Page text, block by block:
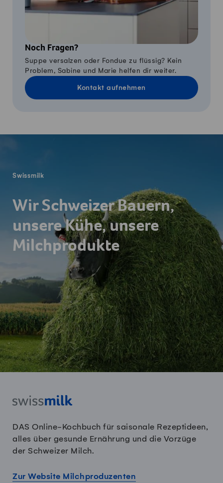
Noch Fragen?
Suppe versalzen oder Fondue zu flüssig? Kein
Problem, Sabine und Marie helfen dir weiter.
Kontakt aufnehmen
Swissmilk
Wir Schweizer Bauern,
unsere Kühe, unsere
Milchprodukte
DAS Online-Kochbuch für saisonale Rezeptideen,
alles über gesunde Ernährung und die Vorzüge
der Schweizer Milch.
Zur Website Milchproduzenten